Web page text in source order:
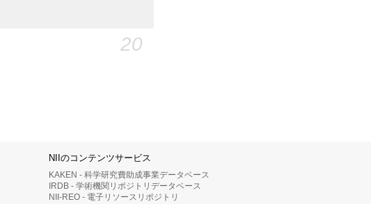
20
NIIのコンテンツサービス
KAKEN - 科学研究費助成事業データベース
IRDB - 学術機関リポジトリデータベース
NII-REO - 電子リソースリポジトリ